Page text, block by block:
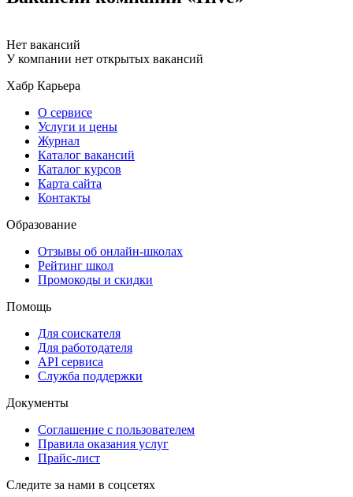
Нет вакансий
У компании нет открытых вакансий
Хабр Карьера
О сервисе
Услуги и цены
Журнал
Каталог вакансий
Каталог курсов
Карта сайта
Контакты
Образование
Отзывы об онлайн-школах
Рейтинг школ
Промокоды и скидки
Помощь
Для соискателя
Для работодателя
API сервиса
Служба поддержки
Документы
Соглашение с пользователем
Правила оказания услуг
Прайс-лист
Следите за нами в соцсетях